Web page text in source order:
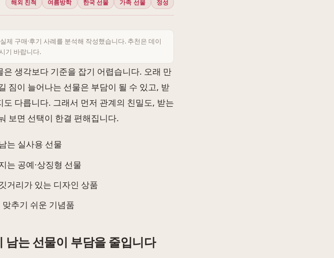
해외 친척 여름방학 한국 선물 가족 선물 정성
제 구매·후기 사례를 분석해 작성했습니다. 추천은 데이
기 바랍니다.
생각보다 기준을 잡기 어렵습니다. 오래 만
짐이 늘어나는 선물은 부담이 될 수 있고, 받
다릅니다. 그래서 먼저 관계의 친밀도, 받는
보면 선택이 한결 편해집니다.
는 실사용 선물
는 공예·상징형 선물
거리가 있는 디자인 상품
추기 쉬운 기념품
는 선물이 부담을 줄입니다